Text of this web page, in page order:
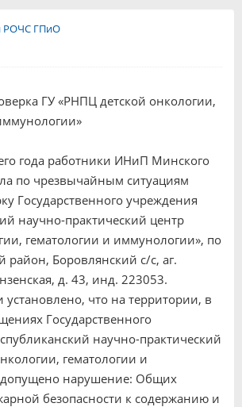
РОЧС ГПиО
ГУ «РНПЦ детской онкологии,
года работники ИНиП Минского
по чрезвычайным ситуациям
Государственного учреждения
научно-практический центр
гематологии и иммунологии», по
район, Боровлянский с/с, аг.
д. 43, инд. 223053.
установлено, что на территории, в
Государственного
научно-практический
гематологии и
нарушение: Общих
безопасности к содержанию и